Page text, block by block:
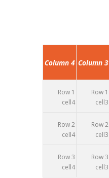
Column 3
Column 4
Row 1
cell3
Row 1
cell4
Row 2
cell3
Row 2
cell4
Row 3
cell3
Row 3
cell4